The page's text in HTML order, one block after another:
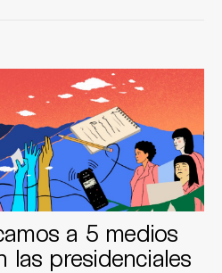
a 5 medios
las presidenciales